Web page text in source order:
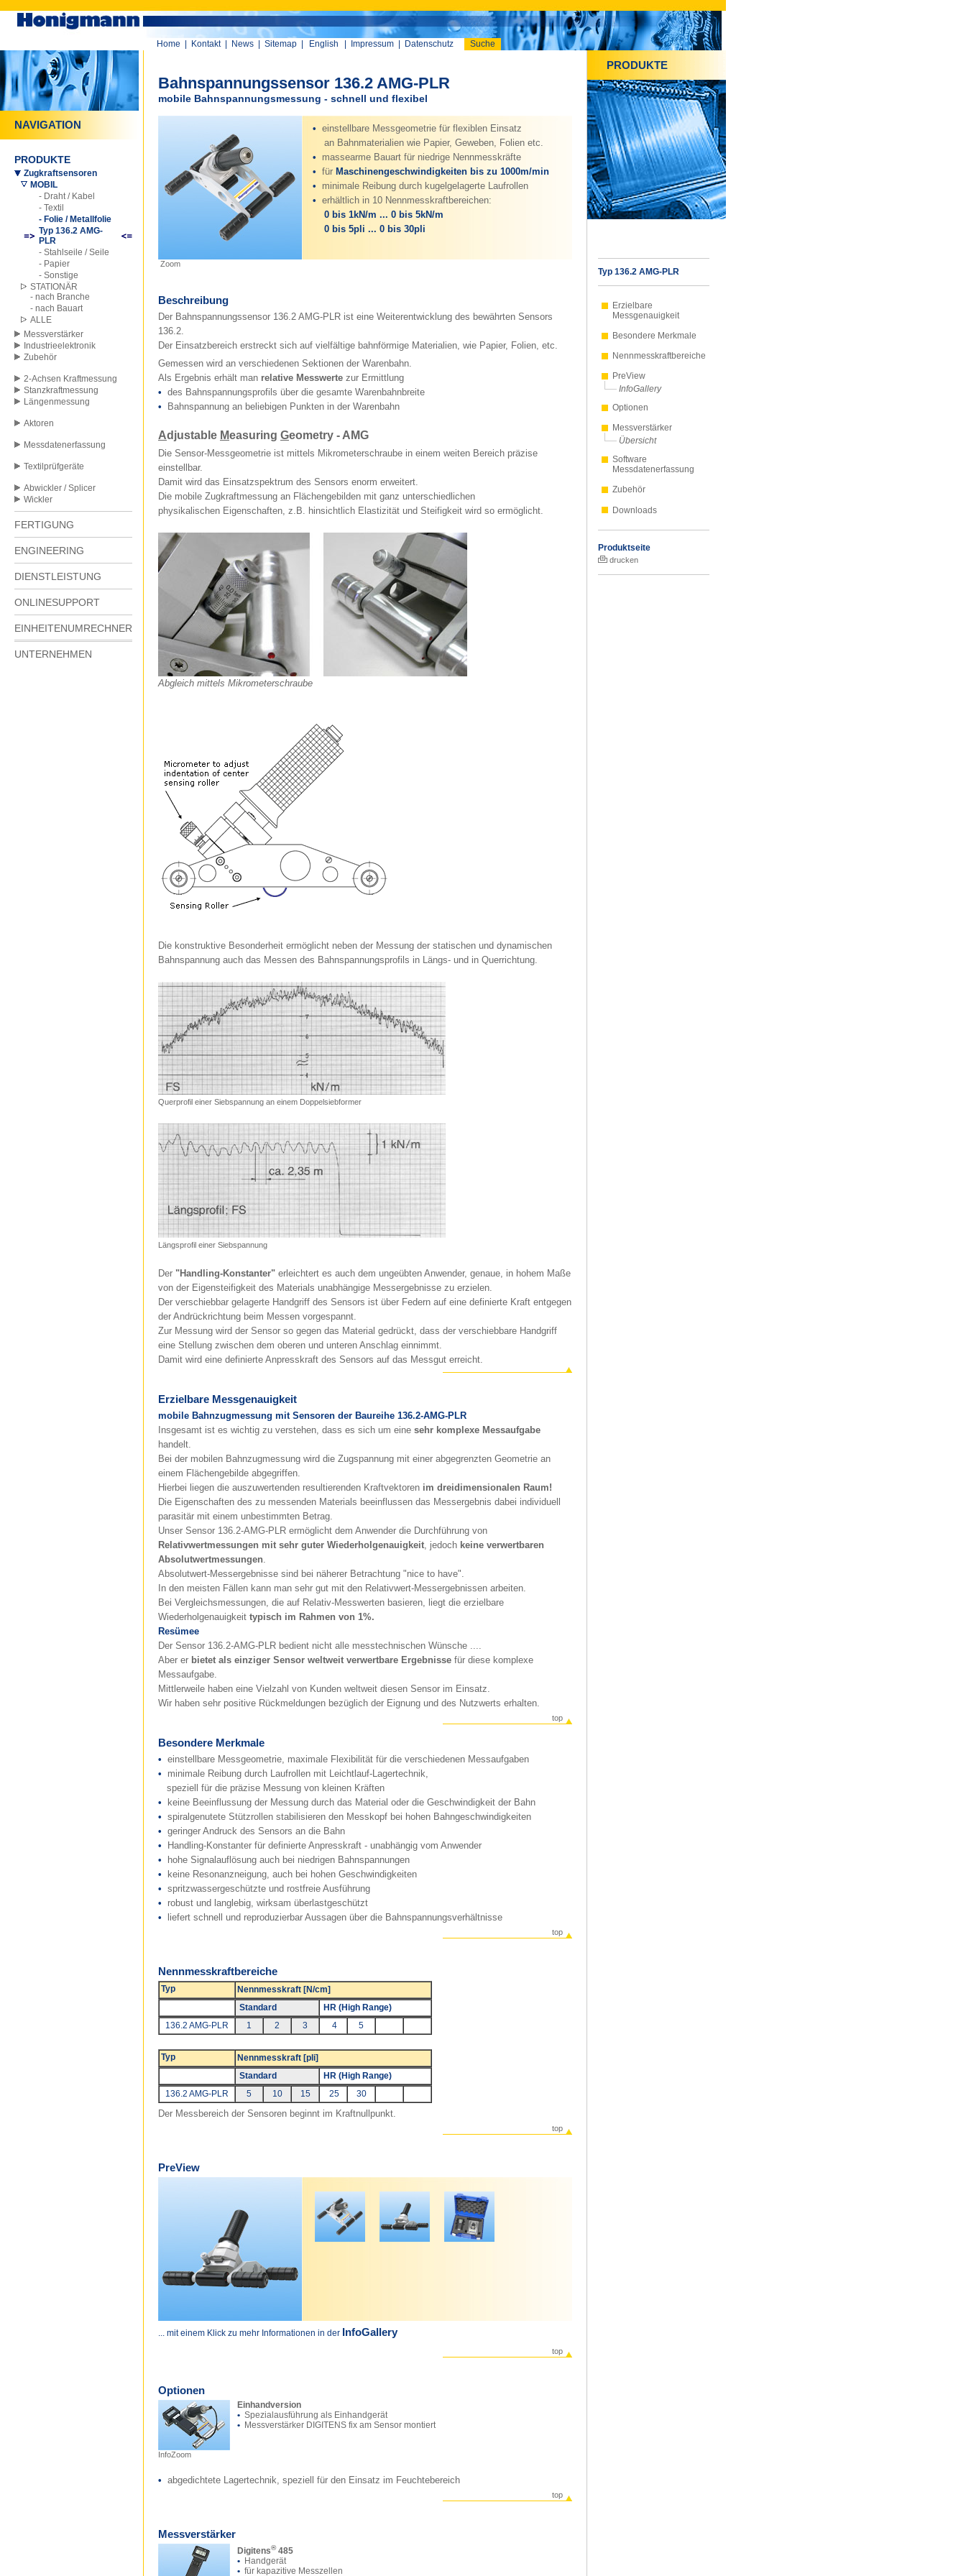
Home Kontakt News Sitemap English Impressum Datenschutz Suche
NAVIGATION
PRODUKTE
Zugkraftsensoren
MOBIL
- Draht / Kabel
- Textil
- Folie / Metallfolie
Typ 136.2 AMG-
PLR
- Stahlseile / Seile
- Papier
- Sonstige
STATIONÄR
- nach Branche
- nach Bauart
ALLE
Messverstärker
Industrieelektronik
Zubehör
2-Achsen Kraftmessung
Stanzkraftmessung
Längenmessung
Aktoren
Messdatenerfassung
Textilprüfgeräte
Abwickler / Splicer
Wickler
FERTIGUNG
ENGINEERING
DIENSTLEISTUNG
ONLINESUPPORT
EINHEITENUMRECHNER
UNTERNEHMEN
Bahnspannungssensor 136.2 AMG-PLR
mobile Bahnspannungsmessung - schnell und flexibel
• einstellbare Messgeometrie für flexiblen Einsatz
an Bahnmaterialien wie Papier, Geweben, Folien etc.
• massearme Bauart für niedrige Nennmesskräfte
• für Maschinengeschwindigkeiten bis zu 1000m/min
•
minimale Reibung durch kugelgelagerte Laufrollen
• erhältlich in 10 Nennmesskraftbereichen:
0 bis 1kN/m ... 0 bis 5kN/m
0 bis 5pli ... 0 bis 30pli
Zoom
Beschreibung
Der Bahnspannungssensor 136.2 AMG-PLR ist eine Weiterentwicklung des bewährten Sensors
136.2.
Der Einsatzbereich erstreckt sich auf vielfältige bahnförmige Materialien, wie Papier, Folien, etc.
Gemessen wird an verschiedenen Sektionen der Warenbahn.
Als Ergebnis erhält man relative Messwerte zur Ermittlung
• des Bahnspannungsprofils über die gesamte Warenbahnbreite
• Bahnspannung an beliebigen Punkten in der Warenbahn
Adjustable Measuring Geometry - AMG
Die Sensor-Messgeometrie ist mittels Mikrometerschraube in einem weiten Bereich präzise
einstellbar.
Damit wird das Einsatzspektrum des Sensors enorm erweitert.
Die mobile Zugkraftmessung an Flächengebilden mit ganz unterschiedlichen
physikalischen Eigenschaften, z.B. hinsichtlich Elastizität und Steifigkeit wird so ermöglicht.
Abgleich mittels Mikrometerschraube
Die konstruktive Besonderheit ermöglicht neben der Messung der statischen und dynamischen
Bahnspannung auch das Messen des Bahnspannungsprofils in Längs- und in Querrichtung.
Querprofil einer Siebspannung an einem Doppelsiebformer
Längsprofil einer Siebspannung
Der "Handling-Konstanter" erleichtert es auch dem ungeübten Anwender, genaue, in hohem Maße
von der Eigensteifigkeit des Materials unabhängige Messergebnisse zu erzielen.
Der verschiebbar gelagerte Handgriff des Sensors ist über Federn auf eine definierte Kraft entgegen
der Andrückrichtung beim Messen vorgespannt.
Zur Messung wird der Sensor so gegen das Material gedrückt, dass der verschiebbare Handgriff
eine Stellung zwischen dem oberen und unteren Anschlag einnimmt.
Damit wird eine definierte Anpresskraft des Sensors auf das Messgut erreicht.
Erzielbare Messgenauigkeit
mobile Bahnzugmessung mit Sensoren der Baureihe 136.2-AMG-PLR
Insgesamt ist es wichtig zu verstehen, dass es sich um eine sehr komplexe Messaufgabe
handelt.
Bei der mobilen Bahnzugmessung wird die Zugspannung mit einer abgegrenzten Geometrie an
einem Flächengebilde abgegriffen.
Hierbei liegen die auszuwertenden resultierenden Kraftvektoren im dreidimensionalen Raum!
Die Eigenschaften des zu messenden Materials beeinflussen das Messergebnis dabei individuell
parasitär mit einem unbestimmten Betrag.
Unser Sensor 136.2-AMG-PLR ermöglicht dem Anwender die Durchführung von
Relativwertmessungen mit sehr guter Wiederholgenauigkeit, jedoch keine verwertbaren
Absolutwertmessungen.
Absolutwert-Messergebnisse sind bei näherer Betrachtung "nice to have".
In den meisten Fällen kann man sehr gut mit den Relativwert-Messergebnissen arbeiten.
Bei Vergleichsmessungen, die auf Relativ-Messwerten basieren, liegt die erzielbare
Wiederholgenauigkeit typisch im Rahmen von 1%.
Resümee
Der Sensor 136.2-AMG-PLR bedient nicht alle messtechnischen Wünsche ....
Aber er bietet als einziger Sensor weltweit verwertbare Ergebnisse für diese komplexe
Messaufgabe.
Mittlerweile haben eine Vielzahl von Kunden weltweit diesen Sensor im Einsatz.
Wir haben sehr positive Rückmeldungen bezüglich der Eignung und des Nutzwerts erhalten.
top
Besondere Merkmale
• einstellbare Messgeometrie, maximale Flexibilität für die verschiedenen Messaufgaben
• minimale Reibung durch Laufrollen mit Leichtlauf-Lagertechnik,
speziell für die präzise Messung von kleinen Kräften
•
keine Beeinflussung der Messung durch das Material oder die Geschwindigkeit der Bahn
• spiralgenutete Stützrollen stabilisieren den Messkopf bei hohen Bahngeschwindigkeiten
• geringer Andruck des Sensors an die Bahn
•
Handling-Konstanter für definierte Anpresskraft - unabhängig vom Anwender
•
hohe Signalauflösung auch bei niedrigen Bahnspannungen
•
keine Resonanzneigung, auch bei hohen Geschwindigkeiten
• spritzwassergeschützte und rostfreie Ausführung
•
robust und langlebig, wirksam überlastgeschützt
•
liefert schnell und reproduzierbar Aussagen über die Bahnspannungsverhältnisse
top
Nennmesskraftbereiche
Typ
Nennmesskraft [N/cm]
Standard
HR (High Range)
136.2 AMG-PLR
1 2 3 4 5
Typ
Nennmesskraft [pli]
Standard
HR (High Range)
136.2 AMG-PLR
5 10 15 25 30
Der Messbereich der Sensoren beginnt im Kraftnullpunkt.
top
PreView
... mit einem Klick zu mehr Informationen in der InfoGallery
top
Optionen
InfoZoom
Einhandversion
• Spezialausführung als Einhandgerät
• Messverstärker DIGITENS fix am Sensor montiert
• abgedichtete Lagertechnik, speziell für den Einsatz im Feuchtebereich
top
Messverstärker
Digitens®485
• Handgerät
• für kapazitive Messzellen
PRODUKTE
Typ 136.2 AMG-PLR
Erzielbare
Messgenauigkeit
Besondere Merkmale
Nennmesskraftbereiche
PreView
InfoGallery
Optionen
Messverstärker
Übersicht
Software
Messdatenerfassung
Zubehör
Downloads
Produktseite
drucken